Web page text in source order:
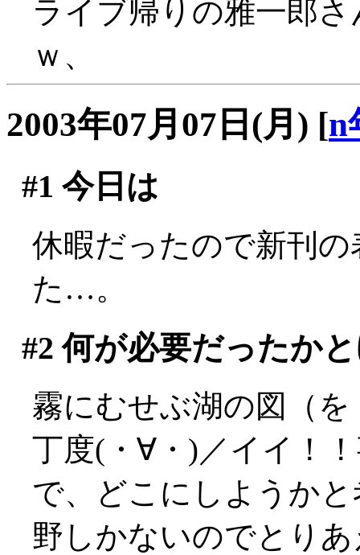
ライブ帰りの雅一郎
ｗ、
2003年07月07日(月) [n
#1 今日は
休暇だったので新刊
た…。
#2 何が必要だったか
霧にむせぶ湖の図（を
丁度(・∀・)／イイ！
で、どこにしようか
野しかないのでとり